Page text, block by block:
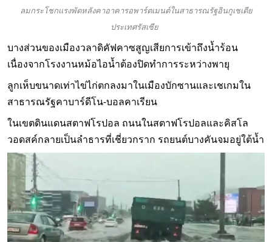
ลมกระโชกแรงพัดหลังคาอาคารอพาร์ตเมนต์ในสาธารณรัฐอินกูเชเตีย
ประเทศรัสเซีย
บางส่วนของเมืองวลาดิคัฟคาซสูญเสียการเข้าถึงน้ำร้อน
เนื่องจากโรงงานหม้อไอน้ำต้องปิดทำการระหว่างพายุ
ลูกเห็บขนาดเท่าไข่ไก่ตกลงมาในเมืองบักซานและเชเกมใน
สาธารณรัฐคาบาร์ดีโน-บอลคาเรียน
ในเขตดินแดนสตาฟโรปอล ถนนในสตาฟโรปอลและคิสโล
วอดสค์กลายเป็นลำธารที่เชี่ยวกราก รถยนต์บางคันจมอยู่ใต้น้ำ